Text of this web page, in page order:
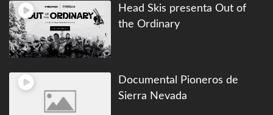
Head Skis presenta Out of
the Ordinary
Documental Pioneros de
Sierra Nevada